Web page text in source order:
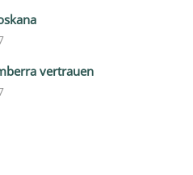
vertrauen